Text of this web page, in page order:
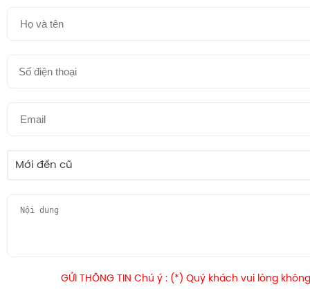
Mới đến cũ
GỬI THÔNG TIN Chú ý : (*) Quý khách vui lòng